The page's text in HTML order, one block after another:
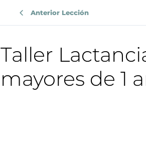
Anterior Lección
Taller
mayores de 1